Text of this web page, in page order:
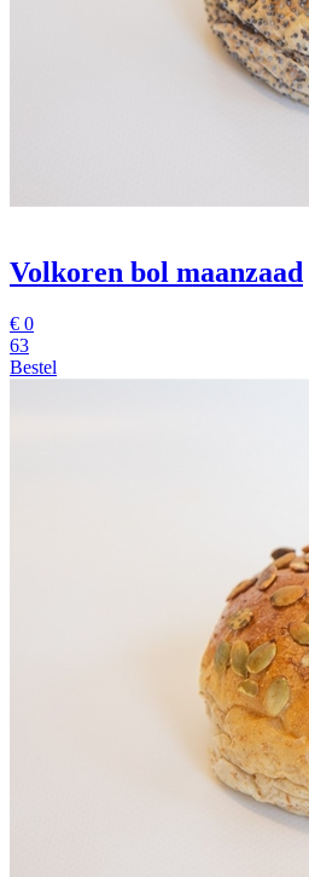
Volkoren bol maanzaad
€ 0
63
Bestel